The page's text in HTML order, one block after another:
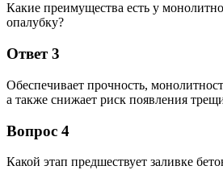
Какие преимущества есть у
опалубку?
Ответ 3
Обеспечивает прочность,
а также снижает риск появления
Вопрос 4
Какой этап предшествует заливке